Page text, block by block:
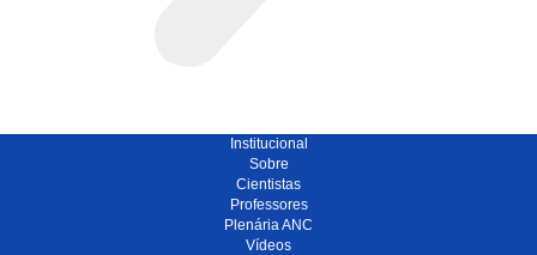
Institucional
Sobre
Cientistas
Professores
Plenária ANC
Vídeos